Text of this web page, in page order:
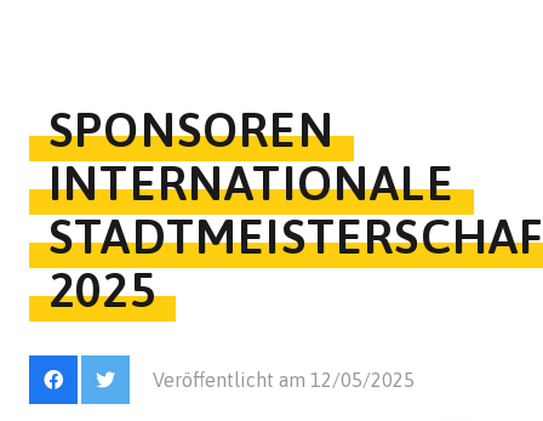
SPONSOREN
INTERNATIONALE
2025
Veröffentlicht am12/05/2025